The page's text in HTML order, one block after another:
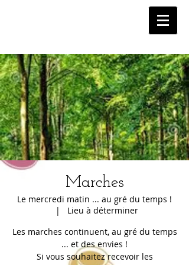
Marches
Le mercredi matin ... au gré du temps !
  |
Lieu à déterminer
Les marches continuent, au gré du temps
... et des envies !
Si vous souhaitez recevoir les